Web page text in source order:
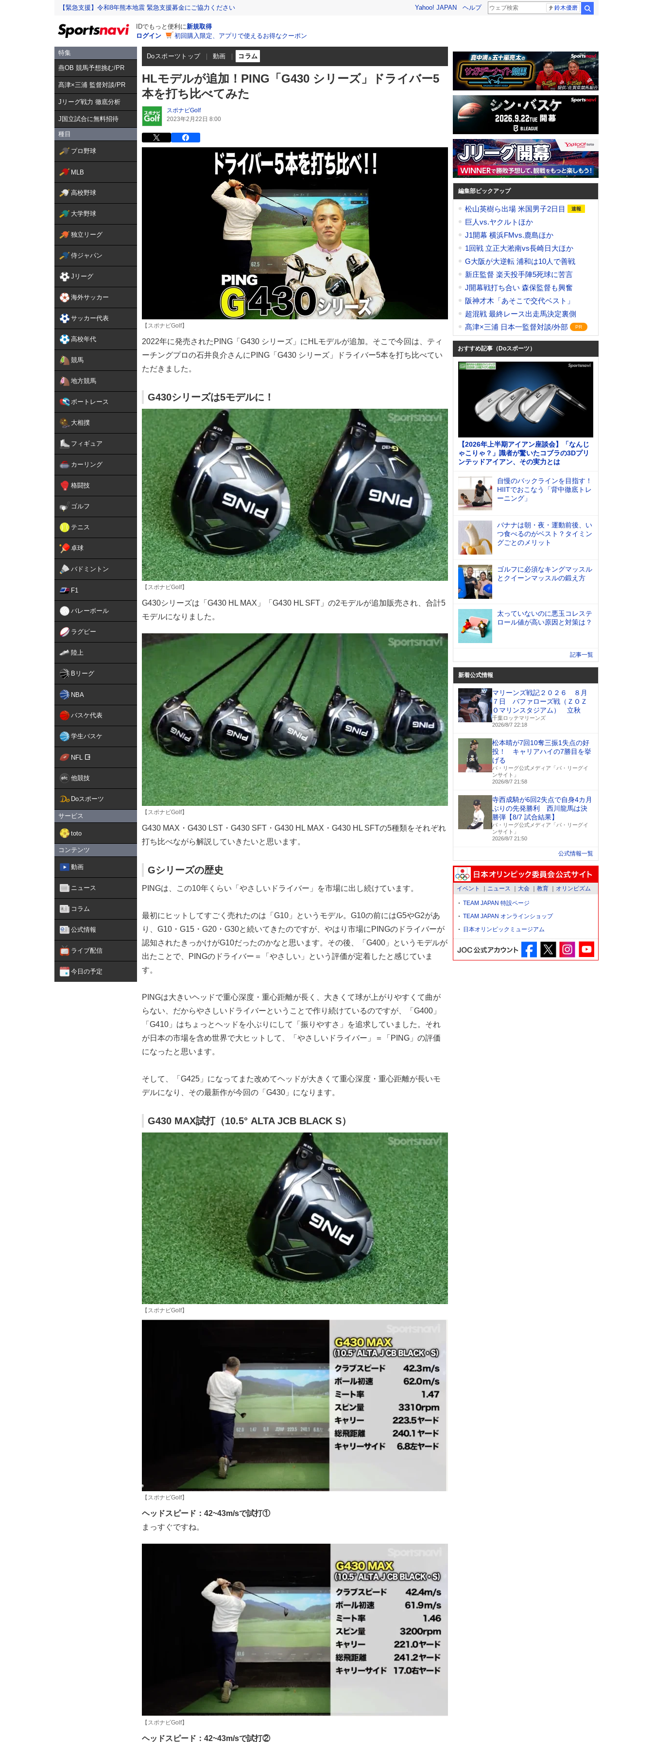
【緊急支援】令和8年熊本地震 緊急支援募金にご協力ください Yahoo! JAPAN ヘルプ 鈴木優磨
IDでもっと便利に新規取得
ログイン
初回購入限定、アプリで使えるお得なクーポン
特集
燕OB 競馬予想挑む/PR
髙津×三浦 監督対談/PR
Jリーグ戦力 徹底分析
J国立試合に無料招待
種目
プロ野球
MLB
高校野球
大学野球
独立リーグ
侍ジャパン
Jリーグ
海外サッカー
サッカー代表
高校年代
競馬
地方競馬
ボートレース
大相撲
フィギュア
カーリング
格闘技
ゴルフ
テニス
卓球
バドミントン
F1
バレーボール
ラグビー
陸上
Bリーグ
NBA
バスケ代表
学生バスケ
NFL
他競技
Doスポーツ
サービス
toto
コンテンツ
動画
ニュース
コラム
公式情報
ライブ配信
今日の予定
Doスポーツトップ 動画 コラム
HLモデルが追加！PING「G430 シリーズ」ドライバー5
本を打ち比べてみた
スポナビGolf
2023年2月22日 8:00
【スポナビGolf】
2022年に発売されたPING「G430 シリーズ」にHLモデルが追加。そこで今回は、ティ
ーチングプロの石井良介さんにPING「G430 シリーズ」ドライバー5本を打ち比べてい
ただきました。
G430シリーズは5モデルに！
【スポナビGolf】
G430シリーズは「G430 HL MAX」「G430 HL SFT」の2モデルが追加販売され、合計5
モデルになりました。
【スポナビGolf】
G430 MAX・G430 LST・G430 SFT・G430 HL MAX・G430 HL SFTの5種類をそれぞれ
打ち比べながら解説していきたいと思います。
Gシリーズの歴史
PINGは、この10年くらい「やさしいドライバー」を市場に出し続けています。
最初にヒットしてすごく売れたのは「G10」というモデル。G10の前にはG5やG2があ
り、G10・G15・G20・G30と続いてきたのですが、やはり市場にPINGのドライバーが
認知されたきっかけがG10だったのかなと思います。その後、「G400」というモデルが
出たことで、PINGのドライバー＝「やさしい」という評価が定着したと感じていま
す。
PINGは大きいヘッドで重心深度・重心距離が長く、大きくて球が上がりやすくて曲が
らない、だからやさしいドライバーということで作り続けているのですが、「G400」
「G410」はちょっとヘッドを小ぶりにして「振りやすさ」を追求していました。それ
が日本の市場を含め世界で大ヒットして、「やさしいドライバー」＝「PING」の評価
になったと思います。
そして、「G425」になってまた改めてヘッドが大きくて重心深度・重心距離が長いモ
デルになり、その最新作が今回の「G430」になります。
G430 MAX試打（10.5° ALTA JCB BLACK S）
【スポナビGolf】
【スポナビGolf】
ヘッドスピード：42~43m/sで試打①
まっすぐですね。
【スポナビGolf】
ヘッドスピード：42~43m/sで試打②
編集部ピックアップ
松山英樹ら出場 米国男子2日目
巨人vs.ヤクルトほか
J1開幕 横浜FMvs.鹿島ほか
1回戦 立正大淞南vs長崎日大ほか
G大阪が大逆転 浦和は10人で善戦
新庄監督 楽天投手陣5死球に苦言
J開幕戦打ち合い 森保監督も興奮
阪神才木「あそこで交代ベスト」
超混戦 最終レース出走馬決定裏側
髙津×三浦 日本一監督対談/外部
おすすめ記事（Doスポーツ）
【2026年上半期アイアン座談会】「なんじ
ゃこりゃ？」識者が驚いたコブラの3Dプリ
ンテッドアイアン、その実力とは
自慢のバックラインを目指す！
HIITでおこなう「背中徹底トレ
ーニング」
バナナは朝・夜・運動前後、い
つ食べるのがベスト？タイミン
グごとのメリット
ゴルフに必須なキングマッスル
とクイーンマッスルの鍛え方
太っていないのに悪玉コレステ
ロール値が高い原因と対策は？
記事一覧
新着公式情報
マリーンズ戦記２０２６ ８月
７日 バファローズ戦（ＺＯＺ
Ｏマリンスタジアム） 立秋
千葉ロッテマリーンズ
2026/8/7 22:18
松本晴が7回10奪三振1失点の好
投！ キャリアハイの7勝目を挙
げる
パ・リーグ公式メディア「パ・リーグイ
ンサイト」
2026/8/7 21:58
寺西成騎が6回2失点で自身4カ月
ぶりの先発勝利 西川龍馬は決
勝弾【8/7 試合結果】
パ・リーグ公式メディア「パ・リーグイ
ンサイト」
2026/8/7 21:50
公式情報一覧
イベント ニュース 大会 教育 オリンピズム
TEAM JAPAN 特設ページ
TEAM JAPAN オンラインショップ
日本オリンピックミュージアム